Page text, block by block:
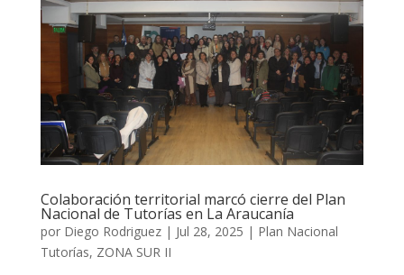
Colaboración territorial marcó cierre del Plan
Nacional de Tutorías en La Araucanía
por Diego Rodriguez| Jul 28, 2025 | Plan Nacional
Tutorías, ZONA SUR II